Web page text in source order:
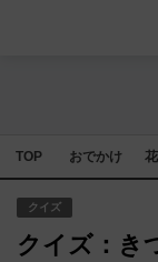
TOP おでかけ
クイズ
クイズ：き